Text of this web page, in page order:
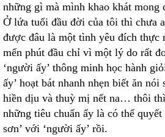
những gì mà mình khao khát mong
Ở lứa tuổi đầu đời của tôi thì chưa
được đâu là một tình yêu đích thực
mến phút đầu chỉ vì một lý do rất
‘người ấy’ thông minh học hành
ấy’ hoạt bát nhanh nhẹn biết ăn nói
hiền dịu và thuỳ mị nết na… thôi
những tiêu chuẩn ấy là có thể
sơn’ với ‘người ấy’ rồi.